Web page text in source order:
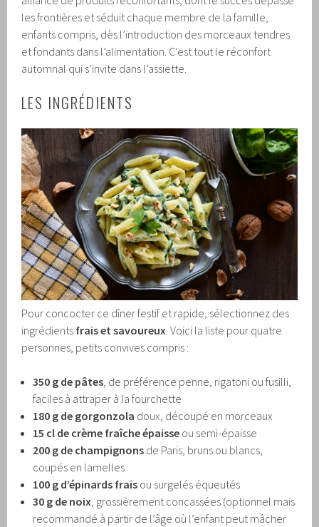
les frontières et séduit chaque membre de la famille,
enfants compris, dès l’introduction des morceaux tendres
et fondants dans l’alimentation. C’est tout le réconfort
automnal qui s’invite dans l’assiette.
LES INGRÉDIENTS
Pour concocter ce dîner festif et rapide, sélectionnez des
ingrédients frais et savoureux . Voici la liste pour quatre
personnes, petits convives compris :
350 g de pâtes , de préférence penne, rigatoni ou fusilli,
faciles à attraper à la fourchette
180 g de gorgonzola doux, découpé en morceaux
15 cl de crème fraîche épaisse ou semi-épaisse
200 g de champignons de Paris, bruns ou blancs,
coupés en lamelles
100 g d’épinards frais ou surgelés équeutés
30 g de noix , grossièrement concassées (optionnel mais
recommandé à partir de l’âge où l’enfant peut mâcher